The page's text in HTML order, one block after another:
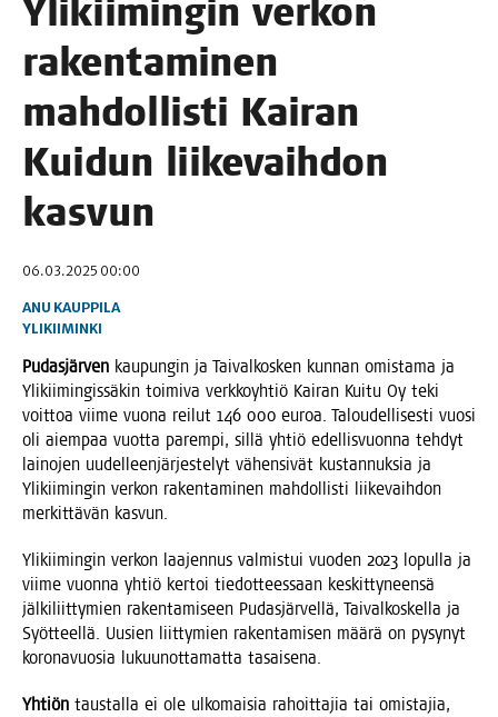
Yli­kii­min­gin ver­kon
raken­ta­mi­nen
mah­dol­lis­ti Kai­ran
Kui­dun lii­ke­vaih­don
kasvun
06.03.2025 00:00
ANU KAUPPILA
YLIKIIMINKI
Pudas­jär­ven kau­pun­gin ja Tai­val­kos­ken kun­nan omis­ta­ma ja
Yli­kii­min­gis­sä­kin toi­mi­va verk­ko­yh­tiö Kai­ran Kui­tu Oy teki
voit­toa vii­me vuo­na rei­lut 146 000 euroa. Talou­del­li­ses­ti vuo­si
oli aiem­paa vuot­ta parem­pi, sil­lä yhtiö edel­lis­vuon­na teh­dyt
lai­no­jen uudel­leen­jär­jes­te­lyt vähen­si­vät kus­tan­nuk­sia ja
Yli­kii­min­gin ver­kon raken­ta­mi­nen mah­dol­lis­ti lii­ke­vaih­don
mer­kit­tä­vän kasvun.
Yli­kii­min­gin ver­kon laa­jen­nus val­mis­tui vuo­den 2023 lopul­la ja
vii­me vuon­na yhtiö ker­toi tie­dot­tees­saan kes­kit­ty­neen­sä
jäl­ki­liit­ty­mien raken­ta­mi­seen Pudas­jär­vel­lä, Tai­val­kos­kel­la ja
Syöt­teel­lä. Uusien liit­ty­mien raken­ta­mi­sen mää­rä on pysy­nyt
koro­na­vuo­sia lukuu­not­ta­mat­ta tasaisena.
Yhtiön taus­tal­la ei ole ulko­mai­sia rahoit­ta­jia tai omis­ta­jia,